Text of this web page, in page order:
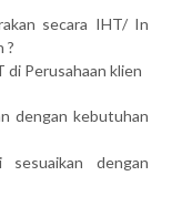
secara IHT/ In
?
di Perusahaan klien
dengan kebutuhan
dengan